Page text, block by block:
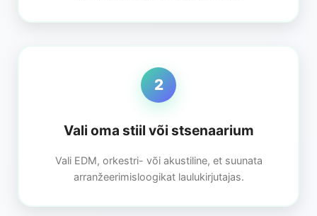
2
Vali oma stiil või stsenaarium
Vali EDM, orkestri- või akustiline, et suunata
arranžeerimisloogikat laulukirjutajas.